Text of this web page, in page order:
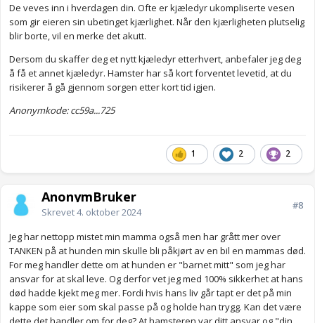
De veves inn i hverdagen din. Ofte er kjæledyr ukompliserte vesen
som gir eieren sin ubetinget kjærlighet. Når den kjærligheten plutselig
blir borte, vil en merke det akutt.
Dersom du skaffer deg et nytt kjæledyr etterhvert, anbefaler jeg deg
å få et annet kjæledyr. Hamster har så kort forventet levetid, at du
risikerer å gå gjennom sorgen etter kort tid igjen.
Anonymkode: cc59a...725
1 2 2
AnonymBruker
Skrevet4. oktober 2024
#8
Jeg har nettopp mistet min mamma også men har grått mer over
TANKEN på at hunden min skulle bli påkjørt av en bil en mammas død.
For meg handler dette om at hunden er "barnet mitt" som jeg har
ansvar for at skal leve. Og derfor vet jeg med 100% sikkerhet at hans
død hadde kjekt meg mer. Fordi hvis hans liv går tapt er det på min
kappe som eier som skal passe på og holde han trygg. Kan det være